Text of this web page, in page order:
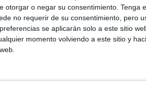
otorgar o negar su consentimiento. Tenga
no requerir de su consentimiento, pero
se aplicarán solo a este sitio
momento volviendo a este sitio y
geles
como las noticias sobre
los que muestran